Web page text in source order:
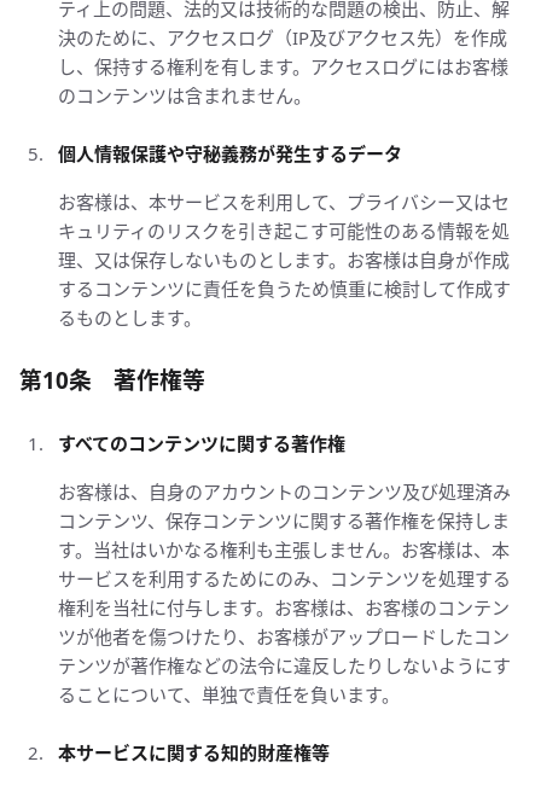
ティ上の問題、法的又は技術的な問題の検出、防止、解
決のために、アクセスログ（IP及びアクセス先）を作成
し、保持する権利を有します。アクセスログにはお客様
のコンテンツは含まれません。
個人情報保護や守秘義務が発生するデータ
お客様は、本サービスを利用して、プライバシー又はセ
キュリティのリスクを引き起こす可能性のある情報を処
理、又は保存しないものとします。お客様は自身が作成
するコンテンツに責任を負うため慎重に検討して作成す
るものとします。
第10条 著作権等
すべてのコンテンツに関する著作権
お客様は、自身のアカウントのコンテンツ及び処理済み
コンテンツ、保存コンテンツに関する著作権を保持しま
す。当社はいかなる権利も主張しません。お客様は、本
サービスを利用するためにのみ、コンテンツを処理する
権利を当社に付与します。お客様は、お客様のコンテン
ツが他者を傷つけたり、お客様がアップロードしたコン
テンツが著作権などの法令に違反したりしないようにす
ることについて、単独で責任を負います。
本サービスに関する知的財産権等